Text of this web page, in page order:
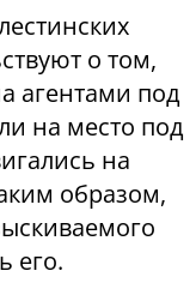
о том,
агентами под
на место под
на
образом,
его.